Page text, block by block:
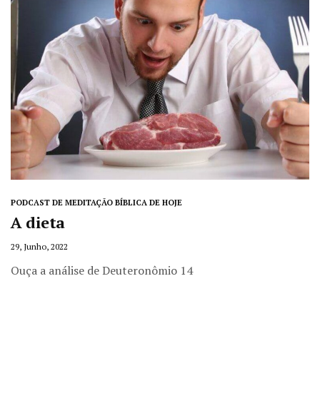
PODCAST DE MEDITAÇÃO BÍBLICA DE HOJE
A dieta
29, Junho, 2022
Ouça a análise de Deuteronômio 14